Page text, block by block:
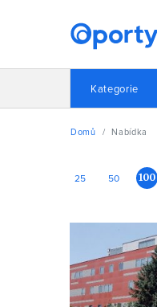
Kategorie
Domů Nabídka
25 50 100